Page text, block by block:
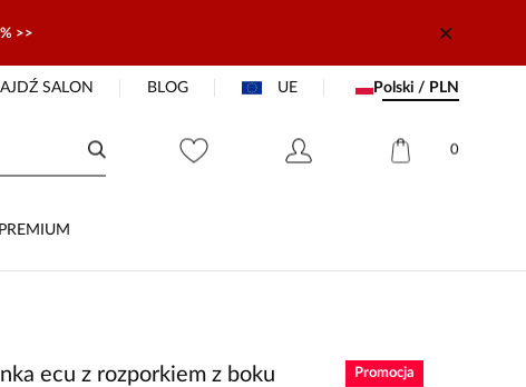
>>
SALON BLOG UE Polski / PLN
0
ecu z rozporkiem z boku Promocja